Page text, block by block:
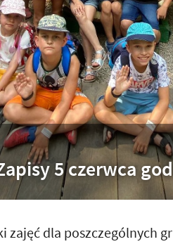
5 czerwca
zajęć dla poszczególnych